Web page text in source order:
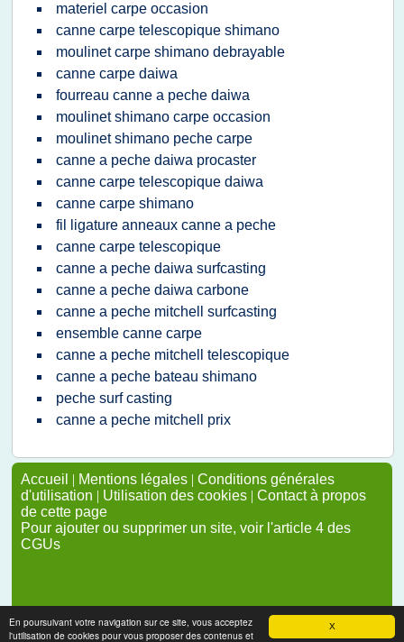
X
En poursuivant votre navigation sur ce site, vous acceptez
l'utilisation de cookies pour vous proposer des contenus et
materiel carpe occasion
canne carpe telescopique shimano
moulinet carpe shimano debrayable
canne carpe daiwa
fourreau canne a peche daiwa
moulinet shimano carpe occasion
moulinet shimano peche carpe
canne a peche daiwa procaster
canne carpe telescopique daiwa
canne carpe shimano
fil ligature anneaux canne a peche
canne carpe telescopique
canne a peche daiwa surfcasting
canne a peche daiwa carbone
canne a peche mitchell surfcasting
ensemble canne carpe
canne a peche mitchell telescopique
canne a peche bateau shimano
peche surf casting
canne a peche mitchell prix
Accueil | Mentions légales | Conditions générales
d'utilisation | Utilisation des cookies | Contact à propos
de cette page
Pour ajouter ou supprimer un site, voir l'article 4 des
CGUs